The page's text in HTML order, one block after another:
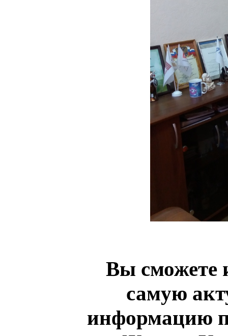
Вы сможете
самую
информацию